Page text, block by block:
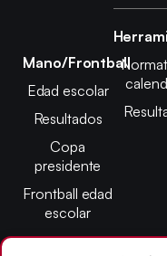
Mano/Frontball
Edad escolar
Resultados
Copa
presidente
Frontball edad
escolar